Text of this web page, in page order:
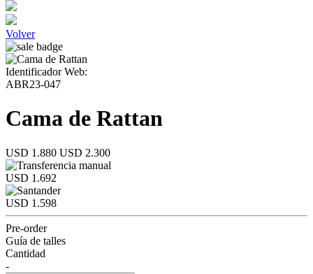
Volver
Identificador Web:
ABR23-047
Cama de Rattan
USD 1.880 USD 2.300
USD 1.692
USD 1.598
Pre-order
Guía de talles
Cantidad
-